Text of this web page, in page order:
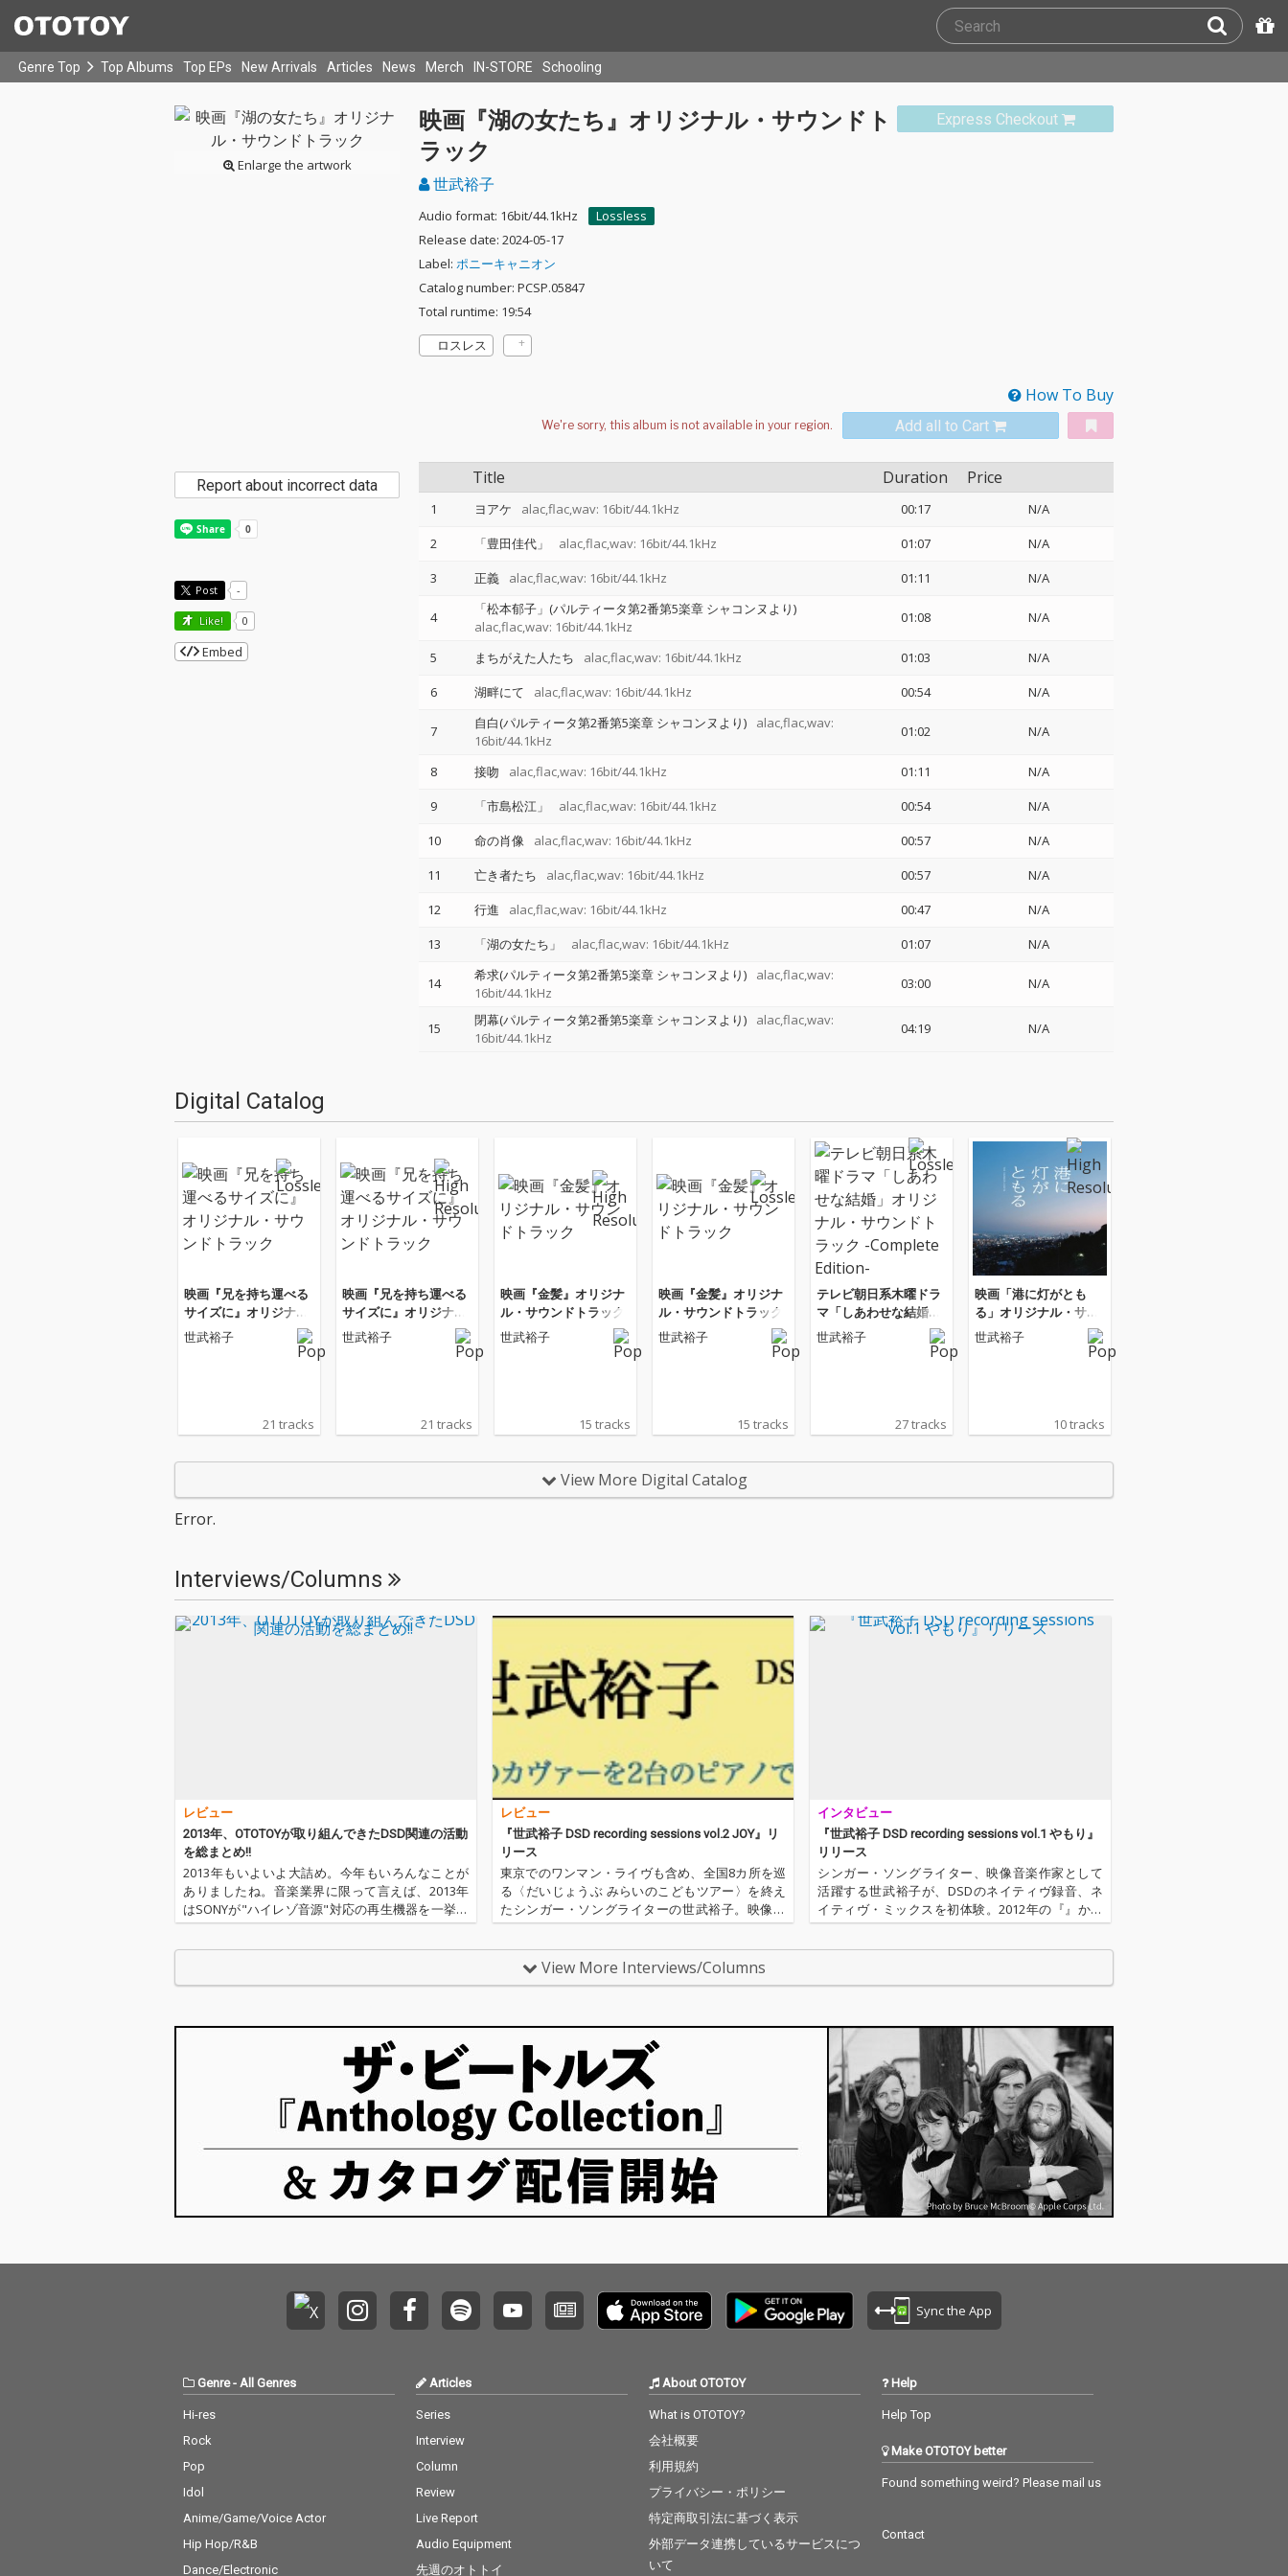
Genre Top Top Albums Top EPs New Arrivals Articles News Merch IN-STORE Schooling
Enlarge the artwork
Express Checkout
映画『湖の女たち』オリジナル・サウンドト
ラック
世武裕子
Audio format: 16bit/44.1kHz
Lossless
Release date: 2024-05-17
Label: ポニーキャニオン
Catalog number: PCSP.05847
Total runtime: 19:54
ロスレス
How To Buy
Add all to Cart
Title Duration Price
1 ヨアケ alac,flac,wav: 16bit/44.1kHz 00:17
N/A
2
「豊田佳代」 alac,flac,wav: 16bit/44.1kHz 01:07
N/A
3
正義 alac,flac,wav: 16bit/44.1kHz 01:11 N/A
4
「松本郁子」(パルティータ第2番第5楽章 シャコンヌより)
alac,flac,wav: 16bit/44.1kHz
01:08 N/A
5 まちがえた人たち alac,flac,wav: 16bit/44.1kHz 01:03
N/A
6
湖畔にて alac,flac,wav: 16bit/44.1kHz 00:54 N/A
7 自白(パルティータ第2番第5楽章 シャコンヌより)
alac,flac,wav:
16bit/44.1kHz
01:02 N/A
8 接吻 alac,flac,wav: 16bit/44.1kHz 01:11
N/A
9
「市島松江」 alac,flac,wav: 16bit/44.1kHz 00:54
N/A
10
命の肖像 alac,flac,wav: 16bit/44.1kHz 00:57
N/A
11
亡き者たち alac,flac,wav: 16bit/44.1kHz 00:57
N/A
12
行進 alac,flac,wav: 16bit/44.1kHz 00:47
N/A
13
「湖の女たち」 alac,flac,wav: 16bit/44.1kHz 01:07 N/A
14 希求(パルティータ第2番第5楽章 シャコンヌより)
alac,flac,wav:
16bit/44.1kHz
03:00 N/A
15 閉幕(パルティータ第2番第5楽章 シャコンヌより)
alac,flac,wav:
16bit/44.1kHz
04:19 N/A
Report about incorrect data
Post -
Like! 0
Embed
Digital Catalog
映画『兄を持ち運べる
サイズに』オリジナ
ル・サウンドトラック
世武裕子
21 tracks
映画『兄を持ち運べる
サイズに』オリジナ
ル・サウンドトラック
世武裕子
21 tracks
映画『金髪』オリジナ
ル・サウンドトラック
世武裕子
15 tracks
映画『金髪』オリジナ
ル・サウンドトラック
世武裕子
15 tracks
テレビ朝日系木曜ドラ
マ「しあわせな結婚」
オリジナル・サウンド
トラック -Complete Ed
世武裕子
27 tracks
映画「港に灯がとも
る」オリジナル・サウ
ンドトラック
世武裕子
10 tracks
View More Digital Catalog
Error.
Interviews/Columns
レビュー
2013年、OTOTOYが取り組んできたDSD関連の活動
を総まとめ!!
2013年もいよいよ大詰め。今年もいろんなことが
ありましたね。音楽業界に限って言えば、2013年
はSONYが"ハイレゾ音源"対応の再生機器を一挙に
発表したことで、CD以上の音質で音楽を聴くとい
レビュー
『世武裕子 DSD recording sessions vol.2 JOY』リ
リース
東京でのワンマン・ライヴも含め、全国8カ所を巡
る〈だいじょうぶ みらいのこどもツアー〉を終え
たシンガー・ソングライターの世武裕子。映像音
楽作家としても、楽曲提供という形で新たな活躍
ィヴ録音、ネイティヴ・ミックス…
インタビュー
『世武裕子 DSD recording sessions vol.1 やもり』
リリース
シンガー・ソングライター、映像音楽作家として
活躍する世武裕子が、DSDのネイティヴ録音、ネ
イティヴ・ミックスを初体験。2012年の『』から
積極的に高音質配信を行い、してきた彼女が、つ
View More Interviews/Columns
Sync the App
Genre- All Genres
Hi-res
Rock
Pop
Idol
Anime/Game/Voice Actor
Hip Hop/R&B
Dance/Electronic
Articles
Series
Interview
Column
Review
Live Report
Audio Equipment
先週のオトトイ
About OTOTOY
What is OTOTOY?
会社概要
利用規約
プライバシー・ポリシー
特定商取引法に基づく表示
外部データ連携しているサービスにつ
いて
Help
Help Top
Make OTOTOY better
Found something weird? Please mail us
Contact